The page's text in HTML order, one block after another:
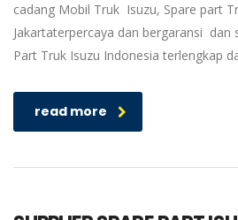
cadang Mobil Truk Isuzu, Spare part
Jakartaterpercaya dan bergaransi dan
Part Truk Isuzu Indonesia terlengkap
read more